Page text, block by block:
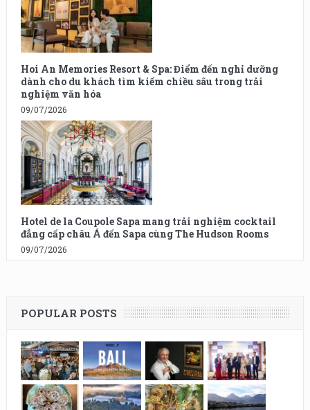
Hoi An Memories Resort & Spa: Điểm đến nghỉ dưỡng
dành cho du khách tìm kiếm chiều sâu trong trải
nghiệm văn hóa
09/07/2026
Hotel de la Coupole Sapa mang trải nghiệm cocktail
đẳng cấp châu Á đến Sapa cùng The Hudson Rooms
09/07/2026
POPULAR POSTS